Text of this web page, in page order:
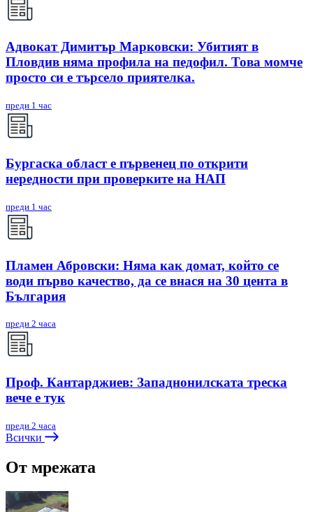
Адвокат Димитър Марковски: Убитият в
Пловдив няма профила на педофил. Това момче
просто си е търсело приятелка.
преди 1 час
Бургаска област е първенец по открити
нередности при проверките на НАП
преди 1 час
Пламен Абровски: Няма как домат, който се
води първо качество, да се внася на 30 цента в
България
преди 2 часа
Проф. Кантарджиев: Западнонилската треска
вече е тук
преди 2 часа
Всички
От мрежата